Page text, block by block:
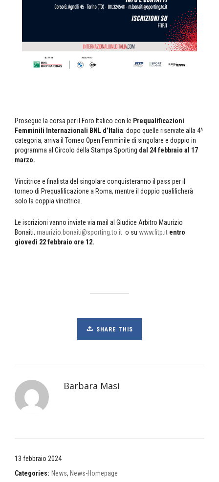
Prosegue la corsa per il Foro Italico con le Prequalificazioni
Femminili Internazionali BNL d’Italia: dopo quelle riservate alla 4^
categoria, arriva il Torneo Open Femminile di singolare e doppio in
programma al Circolo della Stampa Sporting dal 24 febbraio al 17
marzo.
Vincitrice e finalista del singolare conquisteranno il pass per il
torneo di Prequalificazione a Roma, mentre il doppio qualificherà
solo la coppia vincitrice.
Le iscrizioni vanno inviate via mail al Giudice Arbitro Maurizio
Bonaiti, maurizio.bonaiti@sporting.to.it o su www.fitp.it entro
giovedì 22 febbraio ore 12.
SHARE THIS
Barbara Masi
13 febbraio 2024
Categories: News, News-Homepage